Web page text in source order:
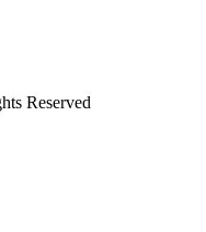
Reserved